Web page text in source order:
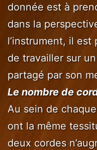
donnée est à
dans la
l’instrument, il
de travailler sur
partagé par son
Le nombre de
Au sein de
ont la même
deux cordes